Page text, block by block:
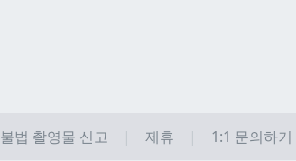
불법 촬영물 신고 제휴 1:1 문의하기